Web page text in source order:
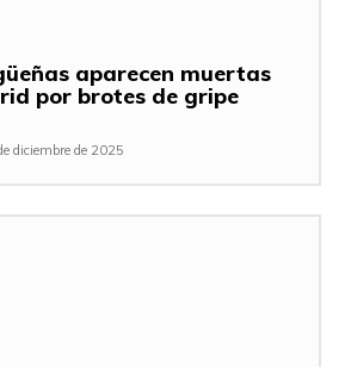
aparecen muertas
por brotes de gripe
diciembre de 2025